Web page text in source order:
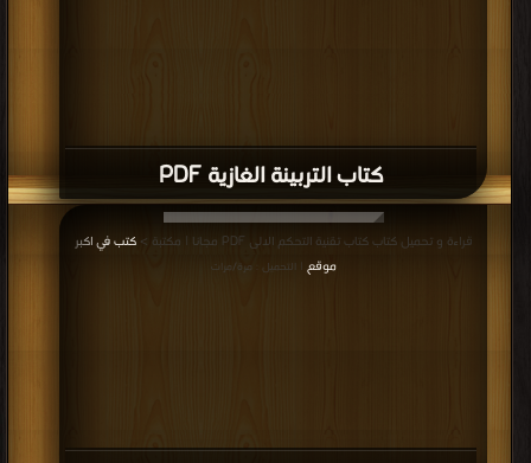
كتاب التربينة الغازية PDF
قراءة و تحميل كتاب كتاب تقنية التحكم الالى PDF مجانا | مكتبة >
كتب في اكبر
موقع
| التحميل : مرة/مرات